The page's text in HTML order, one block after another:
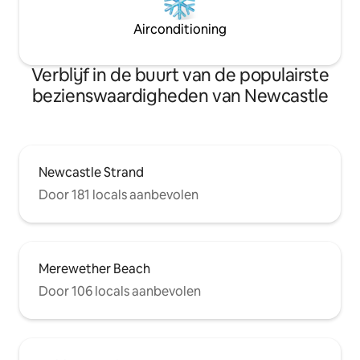
Airconditioning
Verblijf in de buurt van de populairste
bezienswaardigheden van Newcastle
Newcastle Strand
Door 181 locals aanbevolen
Merewether Beach
Door 106 locals aanbevolen